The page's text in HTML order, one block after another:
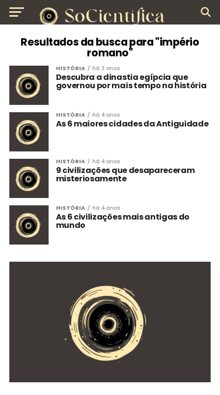
Resultados da busca para "império
romano"
HISTÓRIA há 3 anos
Descubra a dinastia egípcia que
governou por mais tempo na história
HISTÓRIA há 4 anos
As 6 maiores cidades da Antiguidade
HISTÓRIA há 4 anos
9 civilizações que desapareceram
misteriosamente
HISTÓRIA há 4 anos
As 6 civilizações mais antigas do
mundo